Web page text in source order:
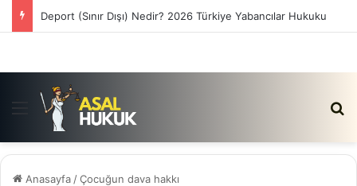
Deport (Sınır Dışı) Nedir? 2026 Türkiye Yabancılar Hukuku
Menü
Anasayfa /Çocuğun dava hakkı